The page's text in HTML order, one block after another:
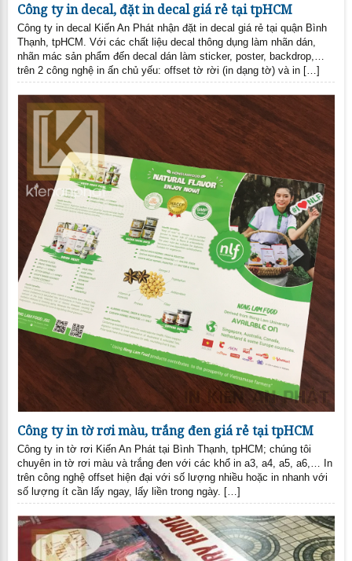
Công ty in decal, đặt in decal giá rẻ tại tpHCM
Công ty in decal Kiến An Phát nhận đặt in decal giá rẻ tại quận Bình
Thạnh, tpHCM. Với các chất liệu decal thông dụng làm nhãn dán,
nhãn mác sản phẩm đến decal dán làm sticker, poster, backdrop,…
trên 2 công nghệ in ấn chủ yếu: offset tờ rời (in dạng tờ) và in […]
Công ty in tờ rơi màu, trắng đen giá rẻ tại tpHCM
Công ty in tờ rơi Kiến An Phát tại Bình Thạnh, tpHCM; chúng tôi
chuyên in tờ rơi màu và trắng đen với các khổ in a3, a4, a5, a6,… In
trên công nghệ offset hiện đại với số lượng nhiều hoặc in nhanh với
số lượng ít cần lấy ngay, lấy liền trong ngày. […]